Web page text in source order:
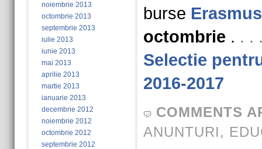
noiembrie 2013
octombrie 2013
septembrie 2013
iulie 2013
iunie 2013
mai 2013
aprilie 2013
martie 2013
ianuarie 2013
decembrie 2012
noiembrie 2012
octombrie 2012
septembrie 2012
burse
octombrie . . .
Selectie
2016-2017
COMMENTS
ANUNTURI,